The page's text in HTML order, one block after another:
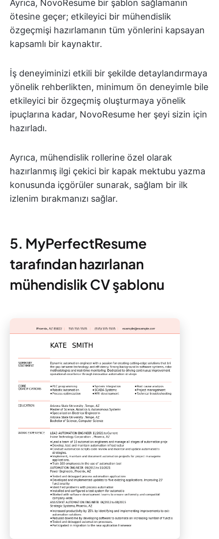
Ayrıca, NovoResume bir şablon sağlamanın
ötesine geçer; etkileyici bir mühendislik
özgeçmişi hazırlamanın tüm yönlerini kapsayan
kapsamlı bir kaynaktır.
İş deneyiminizi etkili bir şekilde detaylandırmaya
yönelik rehberlikten, minimum ön deneyimle bile
etkileyici bir özgeçmiş oluşturmaya yönelik
ipuçlarına kadar, NovoResume her şeyi sizin için
hazırladı.
Ayrıca, mühendislik rollerine özel olarak
hazırlanmış ilgi çekici bir kapak mektubu yazma
konusunda içgörüler sunarak, sağlam bir ilk
izlenim bırakmanızı sağlar.
5. MyPerfectResume
tarafından hazırlanan
mühendislik CV şablonu